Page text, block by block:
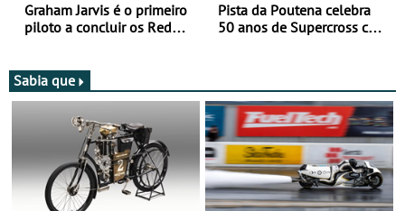
Graham Jarvis é o primeiro
piloto a concluir os Red
Pista da Poutena celebra
50 anos de Supercross com
Sabia que